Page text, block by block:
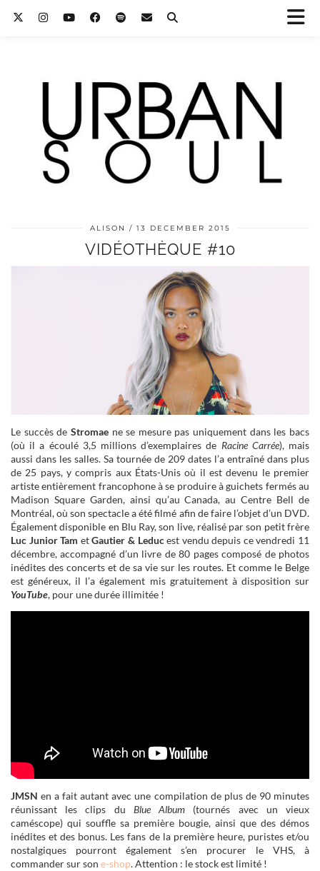
ALISON 13 DECEMBER 2015
VIDÉOTHÈQUE #10
Le succès de Stromaene se mesure pas uniquement dans les bacs
(où il a écoulé 3,5 millions d’exemplaires de Racine Carrée), mais
aussi dans les salles. Sa tournée de 209 dates l’a entraîné dans plus
de 25 pays, y compris aux États-Unis où il est devenu le premier
artiste entièrement francophone à se produire à guichets fermés au
Madison Square Garden, ainsi qu’au Canada, au Centre Bell de
Montréal, où son spectacle a été filmé afin de faire l’objet d’un DVD.
Également disponible en Blu Ray, son live, réalisé par son petit frère
Luc Junior Tam etGautier & Leducest vendu depuis ce vendredi 11
décembre, accompagné d’un livre de 80 pages composé de photos
inédites des concerts et de sa vie sur les routes. Et comme le Belge
est généreux, il l’a également mis gratuitement à disposition sur
YouTube, pour une durée illimitée !
JMSN en a fait autant avec une compilation de plus de 90 minutes
réunissant les clips du Blue Album (tournés avec un vieux
caméscope) qui souffle sa première bougie, ainsi que des démos
inédites et des bonus. Les fans de la première heure, puristes et/ou
nostalgiques pourront également s’en procurer le VHS, à
commander sur son e-shop. Attention : le stock est limité !